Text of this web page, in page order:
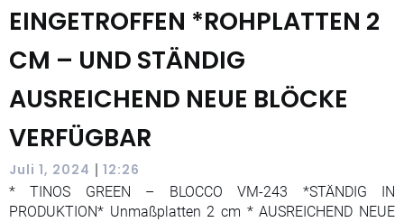
EINGETROFFEN *ROHPLATTEN 2
CM – UND STÄNDIG
AUSREICHEND NEUE BLÖCKE
VERFÜGBAR
Juli 1, 2024 | 12:26
* TINOS GREEN – BLOCCO VM-243 *STÄNDIG IN
PRODUKTION* Unmaßplatten 2 cm * AUSREICHEND NEUE